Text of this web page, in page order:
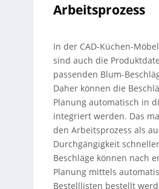
Arbeitsprozess
In der CAD-Küchen-
sind auch die
passenden Blum-
Daher können die
Planung automatisch in
integriert werden. Das
den Arbeitsprozess als
Durchgängigkeit
Beschläge können nach
Planung mittels
Bestelllisten bestellt